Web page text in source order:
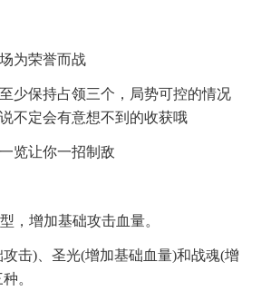
为荣誉而战
少保持占领三个，局势可控的情况
不定会有意想不到的收获哦
览让你一招制敌
，增加基础攻击血量。
击)、圣光(增加基础血量)和战魂(增
。